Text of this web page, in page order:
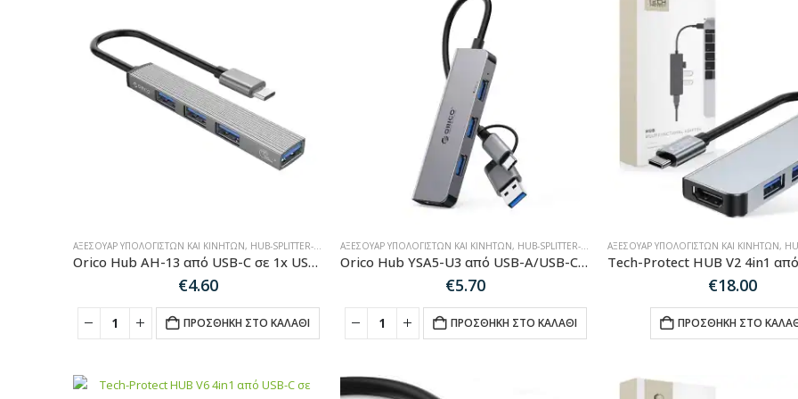
ΑΞΕΣΟΥΆΡ ΥΠΟΛΟΓΙΣΤΏΝ ΚΑΙ ΚΙΝΗΤΏΝ, HUB-SPLITTER-ADAPTER
Orico Hub AH-13 από USB-C σε 1x USB-A 3.0 + 3x USB-A 2.0 – γκρι
€4.60
ΠΡΟΣΘΉΚΗ ΣΤΟ ΚΑΛΆΘΙ
ΑΞΕΣΟΥΆΡ ΥΠΟΛΟΓΙΣΤΏΝ ΚΑΙ ΚΙΝΗΤΏΝ, HUB-SPLITTER-ADAPTER
Orico Hub YSA5-U3 από USB-A/USB-C σε 3x USB-A 2.0 + 1x USB-A 3.0 – γκρι
€5.70
ΠΡΟΣΘΉΚΗ ΣΤΟ ΚΑΛΆΘΙ
ΑΞΕΣΟΥΆΡ ΥΠΟΛΟΓΙΣΤΏΝ ΚΑΙ ΚΙΝΗΤΏΝ,
€18.00
ΠΡΟΣΘΉΚΗ ΣΤΟ